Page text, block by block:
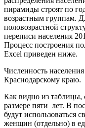
пирамиды строят по
возрастным группам.
половозрастной
переписи населения
Процесс построения
Excel приведен ниже.
Численность
Краснодарскому краю.
Как видно из таблицы,
размере пяти лет. В
будут использоваться
женщин (отдельно) в